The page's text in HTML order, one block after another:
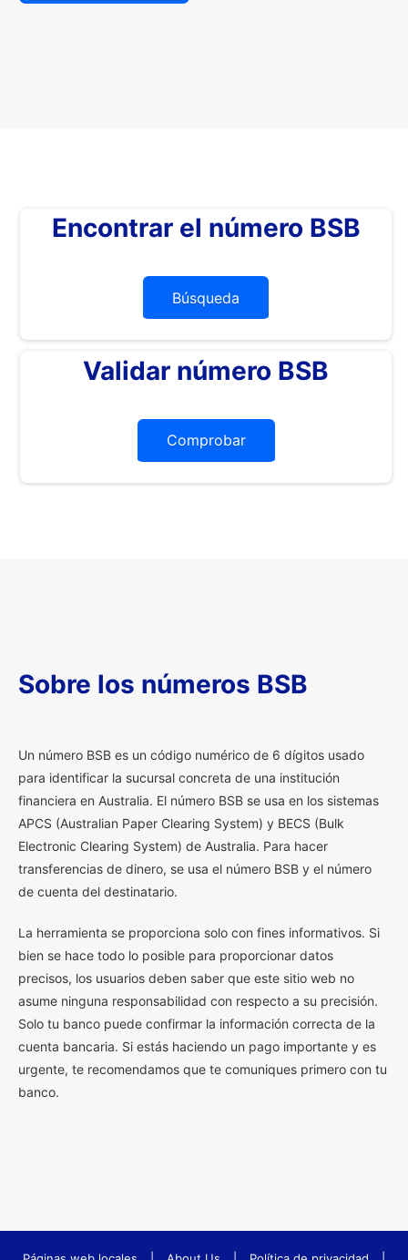
Encontrar el número BSB
Búsqueda
Validar número BSB
Comprobar
Sobre los números BSB
Un número BSB es un código numérico de 6 dígitos usado
para identificar la sucursal concreta de una institución
financiera en Australia. El número BSB se usa en los sistemas
APCS (Australian Paper Clearing System) y BECS (Bulk
Electronic Clearing System) de Australia. Para hacer
transferencias de dinero, se usa el número BSB y el número
de cuenta del destinatario.
La herramienta se proporciona solo con fines informativos. Si
bien se hace todo lo posible para proporcionar datos
precisos, los usuarios deben saber que este sitio web no
asume ninguna responsabilidad con respecto a su precisión.
Solo tu banco puede confirmar la información correcta de la
cuenta bancaria. Si estás haciendo un pago importante y es
urgente, te recomendamos que te comuniques primero con tu
banco.